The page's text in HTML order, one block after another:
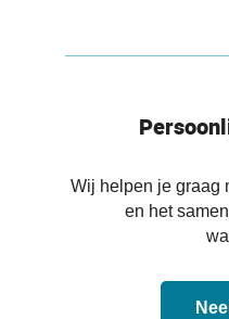
Wij helpen je graag
en het